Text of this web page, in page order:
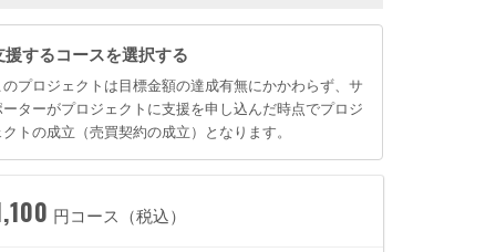
援するコースを選択する
のプロジェクトは目標金額の達成有無にかかわらず、サ
ーターがプロジェクトに支援を申し込んだ時点でプロジ
クトの成立（売買契約の成立）となります。
円コース（税込）